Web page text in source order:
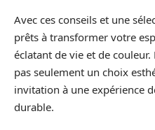
Avec ces conseils et une
prêts à transformer votre
éclatant de vie et de couleur.
pas seulement un choix
invitation à une expérience
durable.